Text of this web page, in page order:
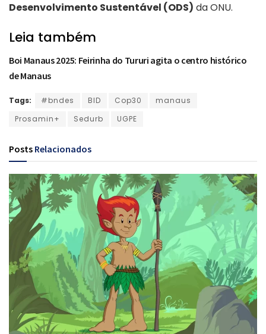
Desenvolvimento Sustentável (ODS) da ONU.
Leia também
Boi Manaus 2025: Feirinha do Tururi agita o centro histórico
de Manaus
Tags: #bndes BID Cop30
manaus
Prosamin+
Sedurb UGPE
Posts Relacionados